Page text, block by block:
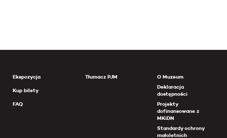
Ekspozycja
Kup bilety
FAQ
Tłumacz PJM
O Muzeum
Deklaracja
dostępności
Projekty
dofinansowane z
MKiDN
Standardy ochrony
małoletnich